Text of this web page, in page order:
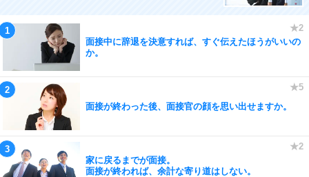
面接中に辞退を決意すれば、すぐ伝えたほうがいいの
か。
面接が終わった後、面接官の顔を思い出せますか。
家に戻るまでが面接。
面接が終われば、余計な寄り道はしない。